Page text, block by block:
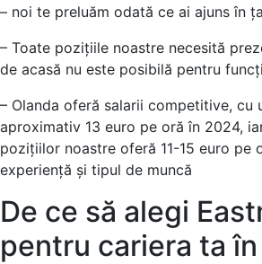
– noi te preluăm odată ce ai ajuns în
– Toate pozițiile noastre necesită
de acasă nu este posibilă pentru
– Olanda oferă salarii competitive, cu
aproximativ 13 euro pe oră în 2024,
pozițiilor noastre oferă 11-15 euro pe
experiență și tipul de muncă
De ce să alegi
pentru cariera ta